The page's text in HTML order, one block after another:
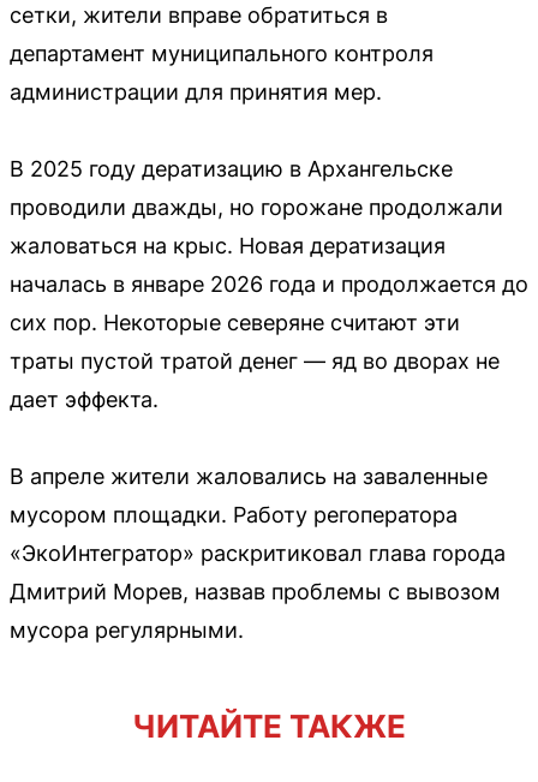
сетки, жители вправе обратиться в
департамент муниципального контроля
администрации для принятия мер.
В 2025 году дератизацию в Архангельске
проводили дважды, но горожане продолжали
жаловаться на крыс. Новая дератизация
началась в январе 2026 года и продолжается до
сих пор. Некоторые северяне считают эти
траты пустой тратой денег — яд во дворах не
дает эффекта.
В апреле жители жаловались на заваленные
мусором площадки. Работу регоператора
«ЭкоИнтегратор» раскритиковал глава города
Дмитрий Морев, назвав проблемы с вывозом
мусора регулярными.
ЧИТАЙТЕ ТАКЖЕ